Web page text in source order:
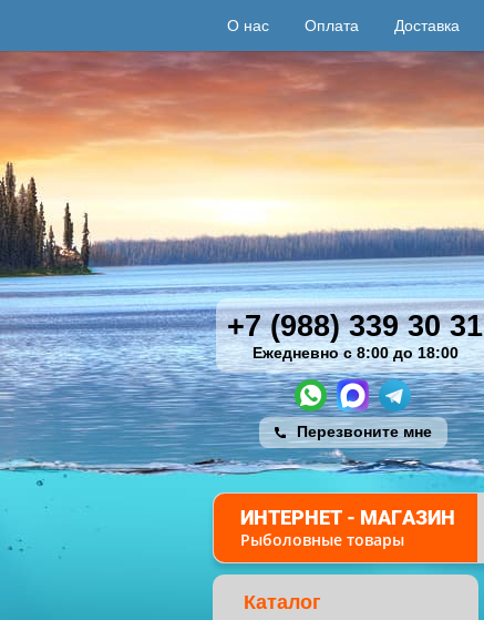
О нас Оплата Доставка
+7 (988) 339 30 31
Ежедневно с 8:00 до 18:00
Перезвоните мне
ИНТЕРНЕТ - МАГАЗИН
Рыболовные товары
Каталог